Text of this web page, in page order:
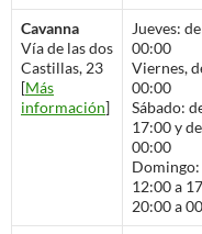
Cavanna
Vía de las dos
Castillas, 23
[Más
información]
Jueves:
00:00
Viernes,
00:00
Sábado:
17:00 y
00:00
Domingo:
12:00 a
20:00 a